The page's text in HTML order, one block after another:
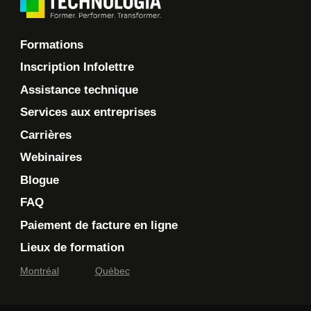
Formations
Inscription Infolettre
Assistance technique
Services aux entreprises
Carrières
Webinaires
Blogue
FAQ
Paiement de facture en ligne
Lieux de formation
Montréal Québec